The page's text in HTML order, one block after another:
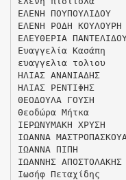
ΕΛΕΝΗ ΠΟΥΠΟΥΛΙΔΟΥ
ΕΛΕΝΗ ΡΟΔΗ ΚΟΥΛΟΥΡΗ
ΕΛΕΥΘΕΡΙΑ
Ευαγγελία Κασάπη
ευαγγελια τολιου
ΗΛΙΑΣ ANANIAΔΗΣ
ΗΛΙΑΣ ΡΕΝΤΙΦΗΣ
ΘΕΟΔΟΥΛΑ ΓΟΥΣΗ
Θεοδώρα Μήτκα
ΙΕΡΩΝΥΜΑΚΗ ΧΡΥΣΗ
ΙΩΑΝΝΑ ΜΑΣΤΡΟΠΑΣΚΟΥΑ
ΙΩΑΝΝΑ ΠΙΠΗ
ΙΩΑΝΝΗΣ ΑΠΟΣΤΟΛΑΚΗΣ
Ιωσήφ Πεταχίδης